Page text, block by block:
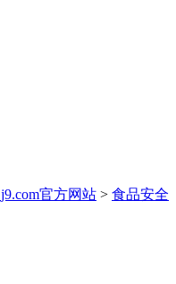
j9.com官方网站 > 食品安全